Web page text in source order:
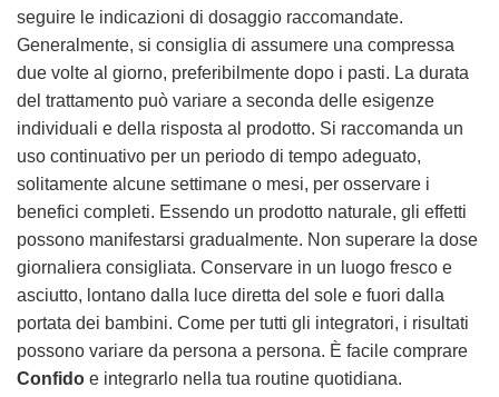
seguire le indicazioni di dosaggio raccomandate.
Generalmente, si consiglia di assumere una compressa
due volte al giorno, preferibilmente dopo i pasti. La durata
del trattamento può variare a seconda delle esigenze
individuali e della risposta al prodotto. Si raccomanda un
uso continuativo per un periodo di tempo adeguato,
solitamente alcune settimane o mesi, per osservare i
benefici completi. Essendo un prodotto naturale, gli effetti
possono manifestarsi gradualmente. Non superare la dose
giornaliera consigliata. Conservare in un luogo fresco e
asciutto, lontano dalla luce diretta del sole e fuori dalla
portata dei bambini. Come per tutti gli integratori, i risultati
possono variare da persona a persona. È facile comprare
Confido e integrarlo nella tua routine quotidiana.